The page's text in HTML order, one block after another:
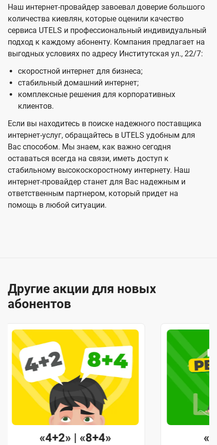
Наш интернет-провайдер завоевал доверие большого
количества киевлян, которые оценили качество
сервиса UTELS и профессиональный индивидуальный
подход к каждому абоненту. Компания предлагает на
выгодных условиях по адресу Институтская ул., 22/7:
скоростной интернет для бизнеса;
стабильный домашний интернет;
комплексные решения для корпоративных
клиентов.
Если вы находитесь в поиске надежного поставщика
интернет-услуг, обращайтесь в UTELS удобным для
Вас способом. Мы знаем, как важно сегодня
оставаться всегда на связи, иметь доступ к
стабильному высокоскоростному интернету. Наш
интернет-провайдер станет для Вас надежным и
ответственным партнером, который придет на
помощь в любой ситуации.
Другие акции для новых
абонентов
«4+2» | «8+4»